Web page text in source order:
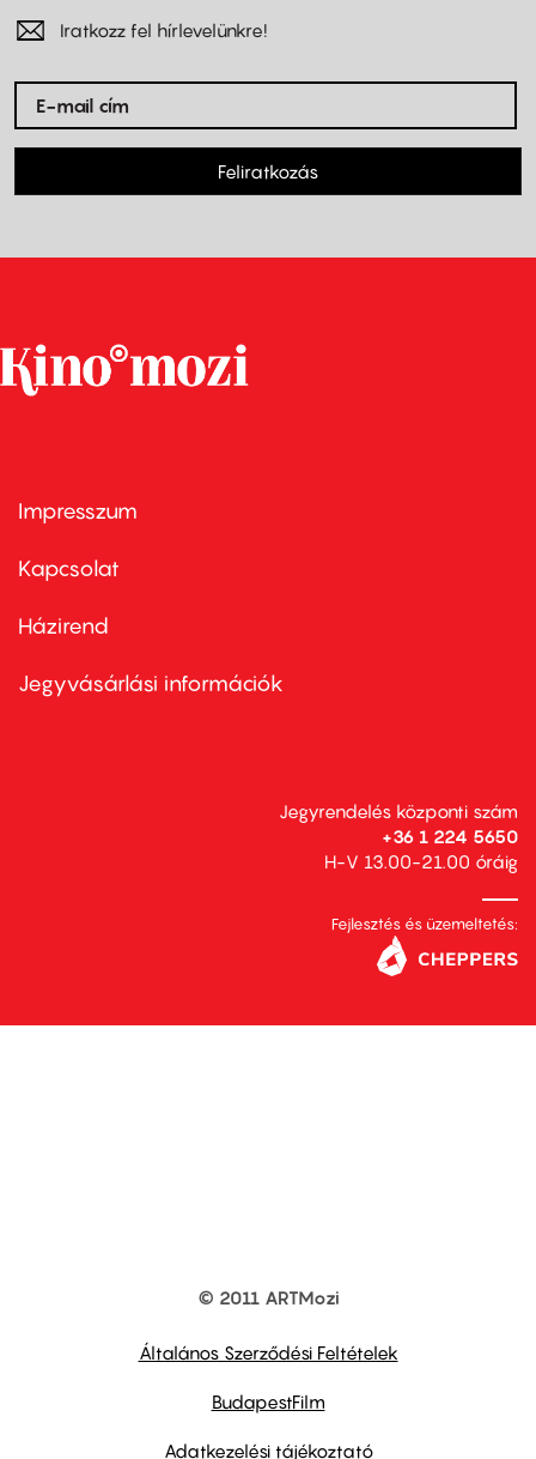
Iratkozz fel hírlevelünkre!
Feliratkozás
Footer
first
Impresszum
Kapcsolat
Footer
second
Házirend
Jegyvásárlási információk
Jegyrendelés központi szám
+36 1 224 5650
H-V 13.00-21.00 óráig
Fejlesztés és üzemeltetés:
© 2011 ARTMozi
Általános Szerződési Feltételek
BudapestFilm
Adatkezelési tájékoztató